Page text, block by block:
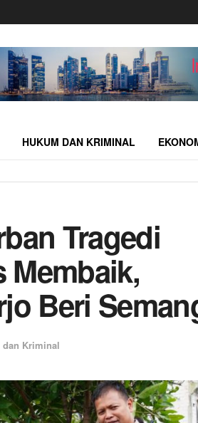
HUKUM DAN KRIMINAL
Tragedi
Membaik,
Beri
dan Kriminal